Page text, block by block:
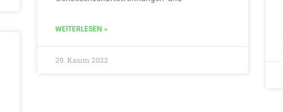
WEITERLESEN »
29. Kasım 2022